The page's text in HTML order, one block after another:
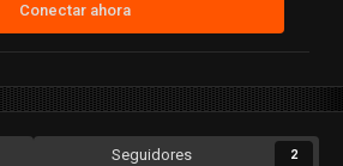
Conectar ahora
Seguidores 2